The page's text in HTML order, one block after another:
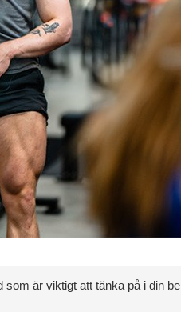
är viktigt att tänka på i din